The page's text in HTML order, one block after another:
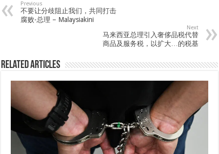
Previous
不要让分歧阻止我们，共同打击
腐败-总理 – Malaysiakini
Next
马来西亚总理引入奢侈品税代替
商品及服务税，以扩大…的税基
Related Articles